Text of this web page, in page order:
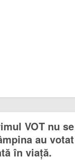
VOT nu
au
în viață.